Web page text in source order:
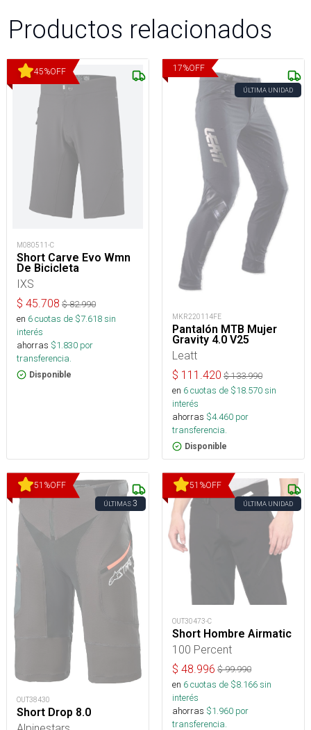
Productos relacionados
45%OFF
M080511-C
Short Carve Evo Wmn
De Bicicleta
IXS
$ 45.708 $82.990
en 6cuotas de $7.618sin
interés
ahorras $1.830 por
transferencia.
Disponible
17%OFF
ÚLTIMA UNIDAD
MKR220114FE
Pantalón MTB Mujer
Gravity 4.0 V25
Leatt
$ 111.420 $133.990
en 6cuotas de $18.570sin
interés
ahorras $4.460 por
transferencia.
Disponible
51 %OFF
ÚLTIMAS3
OUT38430
Short Drop 8.0
51 %OFF
ÚLTIMA UNIDAD
OUT30473-C
Short Hombre Airmatic
100 Percent
$ 48.996 $99.990
en 6cuotas de $8.166sin
interés
ahorras $1.960 por
transferencia.